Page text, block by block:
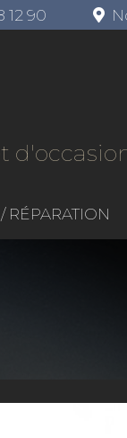
RÉPARATION
12 90